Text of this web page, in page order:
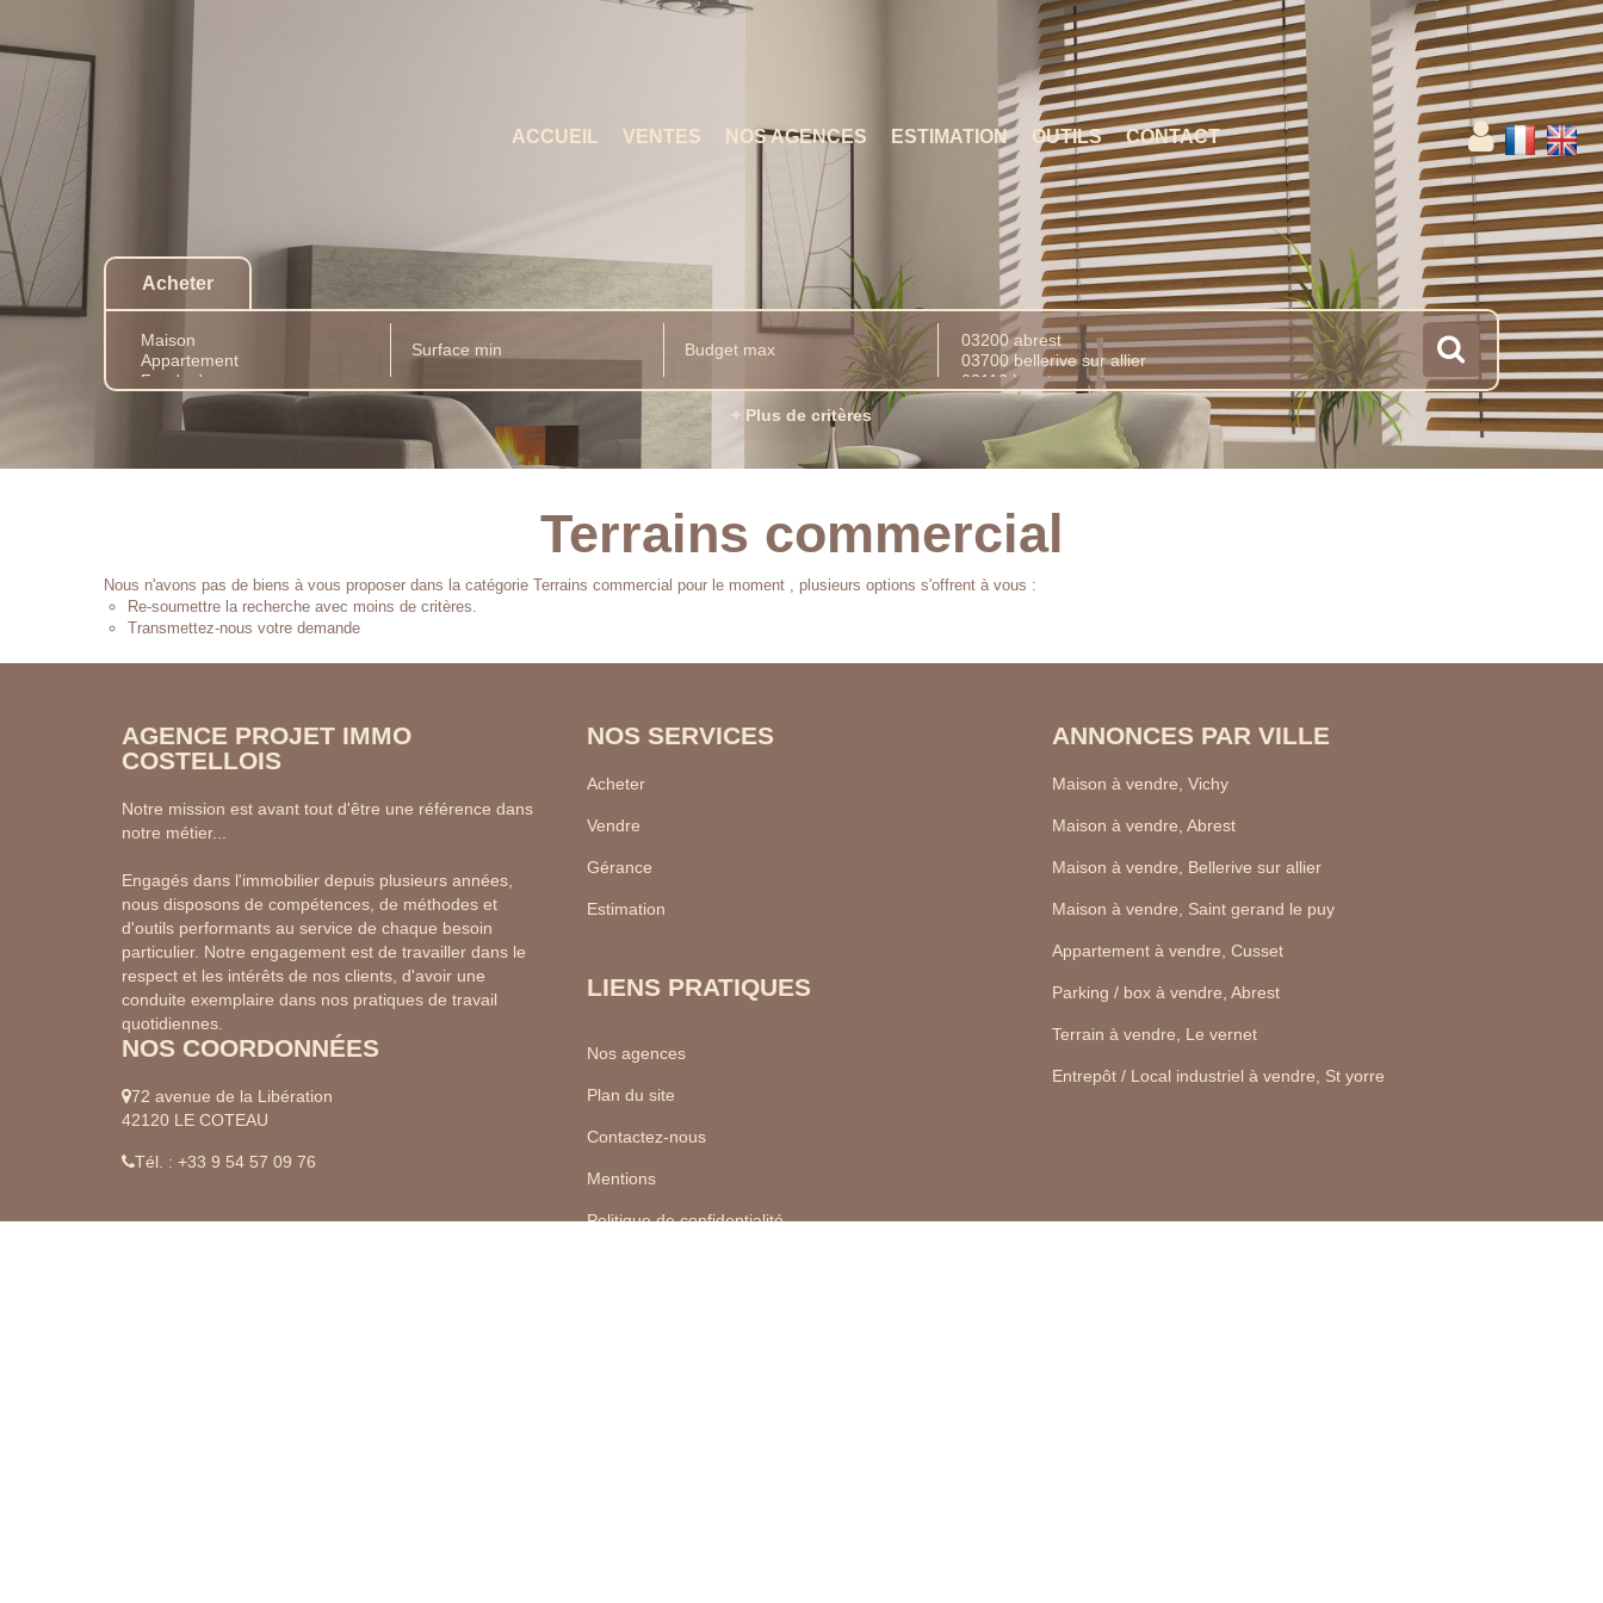
ACCUEIL VENTES NOS AGENCES ESTIMATION OUTILS CONTACT
Acheter
+ Plus de critères
Terrains commercial
Nous n'avons pas de biens à vous proposer dans la catégorie Terrains commercial pour le moment , plusieurs options s'offrent à vous :
Re-soumettre la recherche avec moins de critères.
Transmettez-nous votre demande
AGENCE PROJET IMMO
COSTELLOIS
Notre mission est avant tout d'être une référence dans
notre métier...
Engagés dans l'immobilier depuis plusieurs années,
nous disposons de compétences, de méthodes et
d'outils performants au service de chaque besoin
particulier. Notre engagement est de travailler dans le
respect et les intérêts de nos clients, d'avoir une
conduite exemplaire dans nos pratiques de travail
quotidiennes.
NOS COORDONNÉES
72 avenue de la Libération
42120 LE COTEAU
Tél. : +33 9 54 57 09 76
NOS SERVICES
Acheter
Vendre
Gérance
Estimation
LIENS PRATIQUES
Nos agences
Plan du site
Contactez-nous
Mentions
Politique de confidentialité
ANNONCES PAR VILLE
Maison à vendre, Vichy
Maison à vendre, Abrest
Maison à vendre, Bellerive sur allier
Maison à vendre, Saint gerand le puy
Appartement à vendre, Cusset
Parking / box à vendre, Abrest
Terrain à vendre, Le vernet
Entrepôt / Local industriel à vendre, St yorre